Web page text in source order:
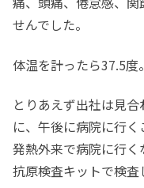
せんでした。
体温を計ったら37.5度。
とりあえず出社は見
に、午後に病院に行く
発熱外来で病院に行
抗原検査キットで検